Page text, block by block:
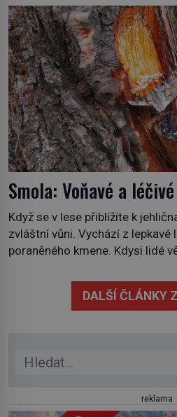
na podzim 1958 jako hec.
neobvyklou výzvou. Tomu, kdo
severního polárního kruhu na […]
Smola: Voňavé a
Když se v lese přiblížíte k
zvláštní vůni. Vychází z lepkavé
poraněného kmene. Kdysi lidé
lidstvo pracovalo. Chrání
vysycháním. Dá se říct, že je to
DALŠÍ ČLÁNKY
reklama